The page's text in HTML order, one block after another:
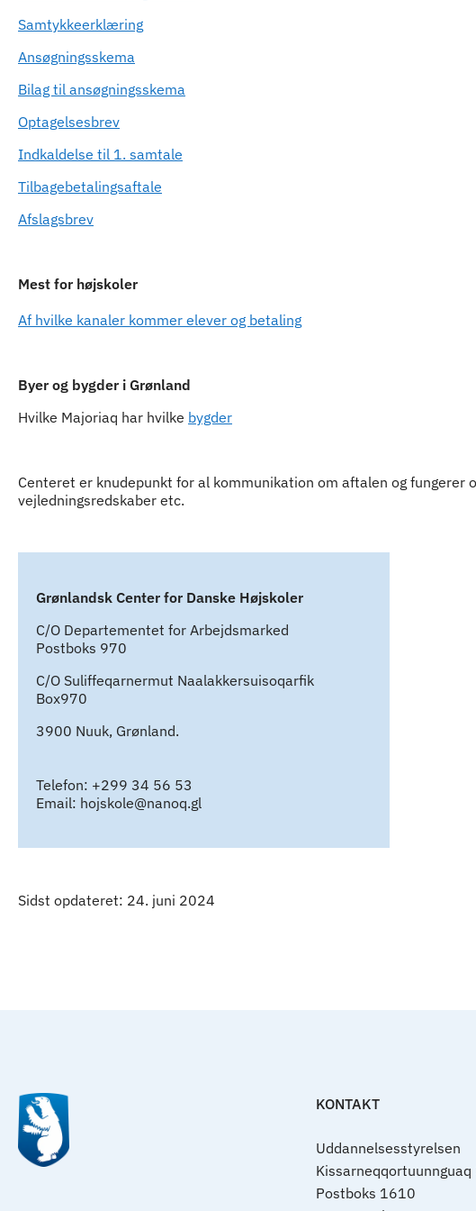
Samtykkeerklæring
Ansøgningsskema
Bilag til ansøgningsskema
Optagelsesbrev
Indkaldelse til 1. samtale
Tilbagebetalingsaftale
Afslagsbrev
Mest for højskoler
Af hvilke kanaler kommer elever og betaling
Byer og bygder i Grønland
Hvilke Majoriaq har hvilke bygder
Centeret er knudepunkt for al kommunikation om aftalen og
vejledningsredskaber etc.
Grønlandsk Center for Danske Højskoler
C/O Departementet for Arbejdsmarked
Postboks 970
C/O Suliffeqarnermut Naalakkersuisoqarfik
Box970
3900 Nuuk, Grønland.
Telefon: +299 34 56 53
Email: hojskole@nanoq.gl
Sidst opdateret: 24. juni 2024
KONTAKT
Uddannelsesstyrelsen
Kissarneqqortuunnguaq
Postboks 1610